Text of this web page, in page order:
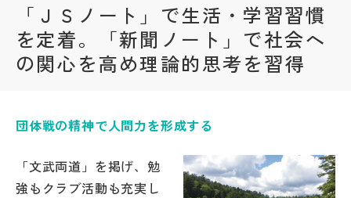
私学探検隊
よみもの
「ＪＳノート」で生活・学習習慣
を定着。「新聞ノート」で社会へ
の関心を高め理論的思考を習得
団体戦の精神で人間力を形成する
「文武両道」を掲げ、勉
強もクラブ活動も充実し